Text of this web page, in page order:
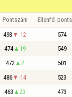
Pontszám Ellenfél
493 -12 574
474 19 549
472 2 501
486 -14 523
463 23 473